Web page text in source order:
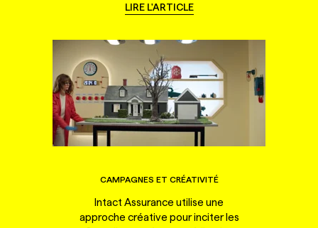
LIRE L'ARTICLE
CAMPAGNES ET CRÉATIVITÉ
Intact Assurance utilise une
approche créative pour inciter les